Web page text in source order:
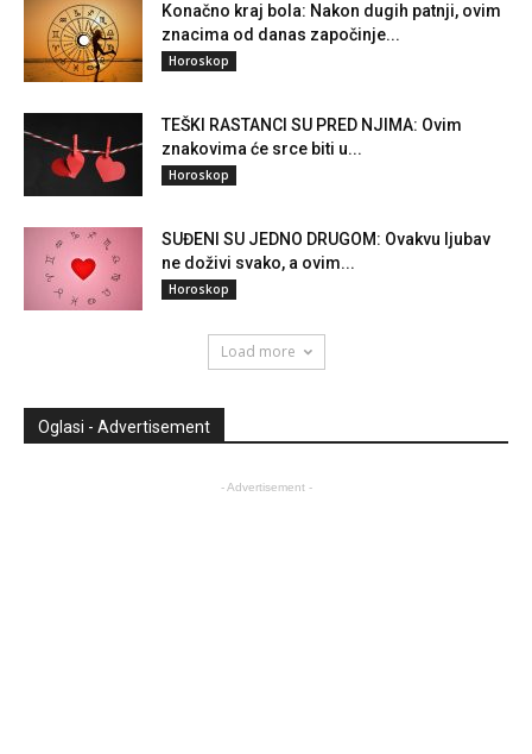
Konačno kraj bola: Nakon dugih patnji, ovim
znacima od danas započinje...
Horoskop
TEŠKI RASTANCI SU PRED NJIMA: Ovim
znakovima će srce biti u...
Horoskop
SUĐENI SU JEDNO DRUGOM: Ovakvu ljubav
ne doživi svako, a ovim...
Horoskop
Load more
Oglasi - Advertisement
- Advertisement -